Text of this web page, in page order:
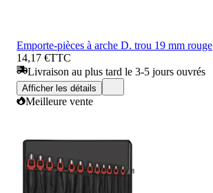
Emporte-pièces à arche D. trou 19 mm rouge
14,17 €TTC
Livraison au plus tard le 3-5 jours ouvrés
Afficher les détails
Meilleure vente